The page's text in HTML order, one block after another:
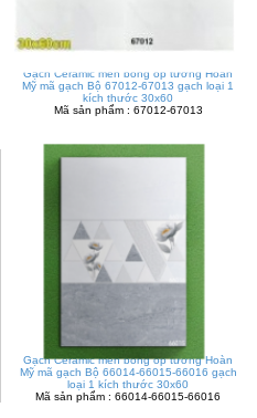
Gạch Ceramic men bóng ốp tường Hoàn
Mỹ mã gạch Bộ 67012-67013 gạch loại 1
kích thước 30x60
Mã sản phẩm : 67012-67013
Gạch Ceramic men bóng ốp tường Hoàn
Mỹ mã gạch Bộ 66014-66015-66016 gạch
loại 1 kích thước 30x60
Mã sản phẩm : 66014-66015-66016